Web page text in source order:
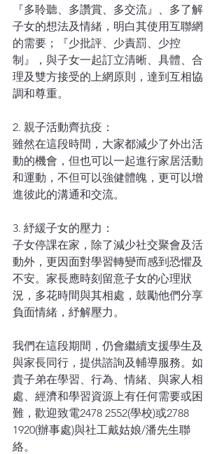
『多聆聽、多讚賞、多交流』、多了解
子女的想法及情緒，明白其使用互聯網
的需要；『少批評、少責罰、少控
制』，與子女一起訂立清晰、具體、合
理及雙方接受的上網原則，達到互相協
調和尊重。
2. 親子活動齊抗疫：
雖然在這段時間，大家都減少了外出活
動的機會，但也可以一起進行家居活動
和運動，不但可以強健體魄，更可以增
進彼此的溝通和交流。
3. 紓緩子女的壓力：
子女停課在家，除了減少社交聚會及活
動外，更因面對學習轉變而感到恐懼及
不安。家長應時刻留意子女的心理狀
況，多花時間與其相處，鼓勵他們分享
負面情緒，紓解壓力。
我們在這段期間，仍會繼續支援學生及
與家長同行，提供諮詢及輔導服務。如
貴子弟在學習、行為、情緒、與家人相
處、經濟和學習資源上有任何需要或困
難，歡迎致電2478 2552(學校)或2788
1920(辦事處)與社工戴姑娘/潘先生聯
絡。